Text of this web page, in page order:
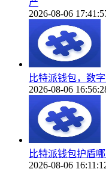
产
2026-08-06
比特派钱包，数
2026-08-06
比特派钱包护盾
2026-08-06